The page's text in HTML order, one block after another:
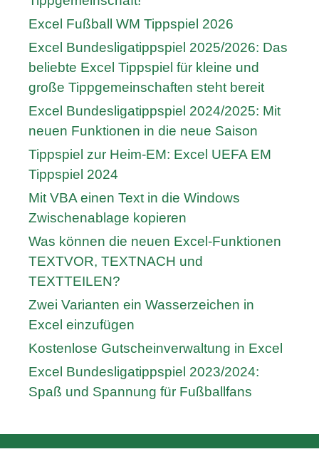
Excel Fußball WM Tippspiel 2026
Excel Bundesligatippspiel 2025/2026: Das
beliebte Excel Tippspiel für kleine und
große Tippgemeinschaften steht bereit
Excel Bundesligatippspiel 2024/2025: Mit
neuen Funktionen in die neue Saison
Tippspiel zur Heim-EM: Excel UEFA EM
Tippspiel 2024
Mit VBA einen Text in die Windows
Zwischenablage kopieren
Was können die neuen Excel-Funktionen
TEXTVOR, TEXTNACH und
TEXTTEILEN?
Zwei Varianten ein Wasserzeichen in
Excel einzufügen
Kostenlose Gutscheinverwaltung in Excel
Excel Bundesligatippspiel 2023/2024:
Spaß und Spannung für Fußballfans